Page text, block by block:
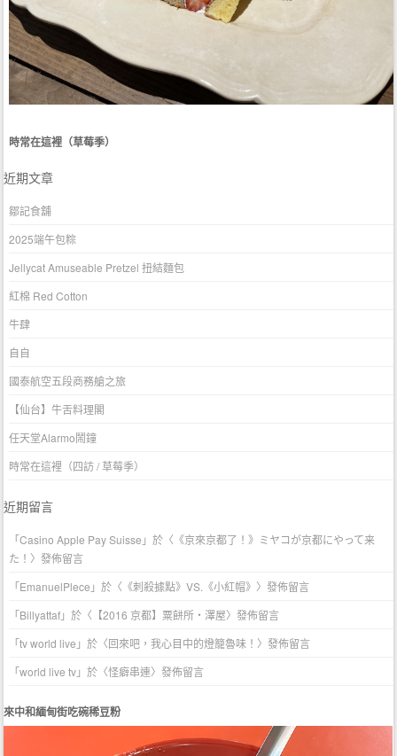
時常在這裡（草莓季）
近期文章
鄒記食舖
2025端午包粽
Jellycat Amuseable Pretzel 扭結麵包
紅棉 Red Cotton
牛肆
自自
國泰航空五段商務艙之旅
【仙台】牛舌料理閣
任天堂Alarmo鬧鐘
時常在這裡（四訪 / 草莓季）
近期留言
「Casino Apple Pay Suisse 」於〈 《京來京都了！》ミヤコが京都にやって来
た！ 〉發佈留言
「EmanuelPlece 」於〈 《刺殺據點》VS.《小紅帽》 〉發佈留言
「Billyattaf」於〈 【2016 京都】粟餅所・澤屋〉發佈留言
「tv world live 」於〈回來吧，我心目中的燈籠魯味！ 〉發佈留言
「world live tv」於〈怪癖串連〉發佈留言
來中和緬甸街吃碗稀豆粉